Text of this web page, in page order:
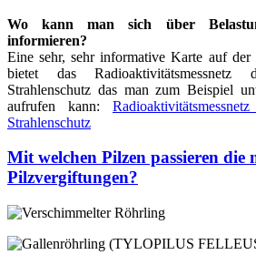
Wo kann man sich über
informieren?
Eine sehr, sehr informative Karte auf der
bietet das Radioaktivitätsmessnetz
Strahlenschutz das man zum Beispiel
aufrufen kann:
Strahlenschutz
Mit welchen Pilzen passieren die
Pilzvergiftungen?